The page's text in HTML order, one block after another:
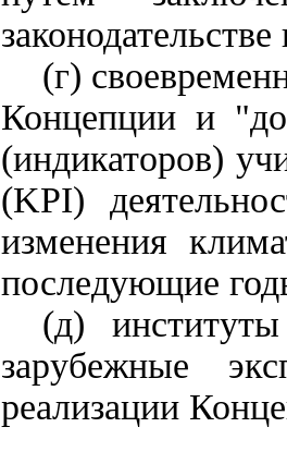
(г)
Концепции и
(индикаторов)
(KPI)
изменения
последующие
(д)
зарубежные
реализации